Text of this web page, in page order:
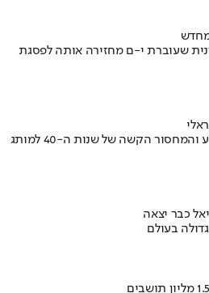
שעוברת י-ם מחזירה אותה לפסגת
איך אסם הפכה את תקופת הצנע והמחסור הקשה של שנות ה-40 למותג
כבר יצאה
בעולם